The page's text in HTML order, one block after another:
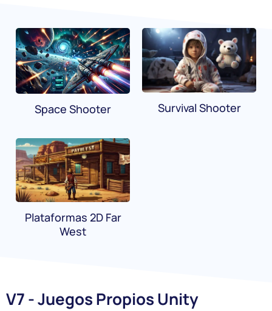
Space Shooter Survival Shooter
Plataformas 2D Far
West
V7 - Juegos Propios Unity